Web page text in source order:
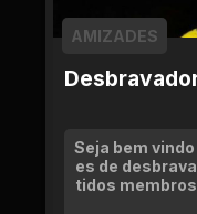
AMIZADES
Seja bem
es de
tidos